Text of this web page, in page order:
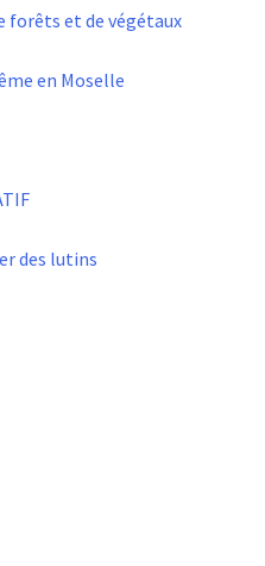
forêts et de végétaux
en Moselle
des lutins